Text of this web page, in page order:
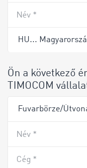
Név *
Ön a következő
TIMOCOM
Név *
Cég *